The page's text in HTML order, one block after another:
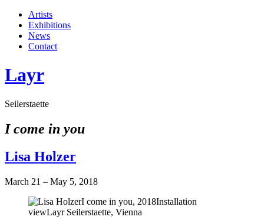
Artists
Exhibitions
News
Contact
Layr
Seilerstaette
I come in you
Lisa Holzer
March 21 – May 5, 2018